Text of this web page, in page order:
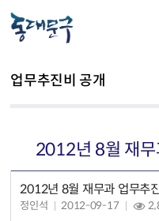
업무추진비 공개
2012년 8월 재무
2012년 8월 재무과 업무추
정인석 2012-09-17